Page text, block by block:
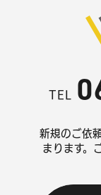
TEL
新規のご依
まります。